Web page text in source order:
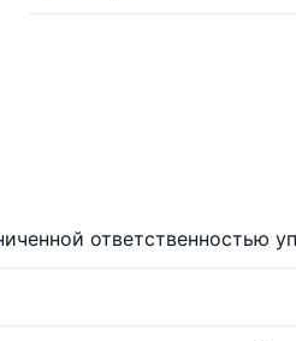
ответственностью